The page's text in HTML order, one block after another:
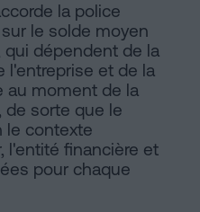
la police
le solde moyen
qui dépendent de la
l'entreprise et de la
au moment de la
de sorte que le
le contexte
l'entité financière et
pour chaque